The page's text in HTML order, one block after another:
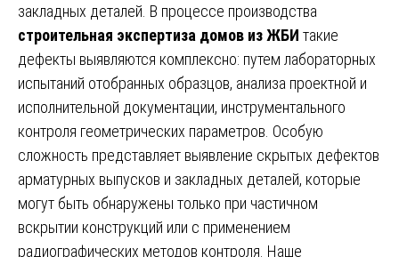
закладных деталей. В процессе производства
строительная экспертиза домов из ЖБИ такие
дефекты выявляются комплексно: путем лабораторных
испытаний отобранных образцов, анализа проектной и
исполнительной документации, инструментального
контроля геометрических параметров. Особую
сложность представляет выявление скрытых дефектов
арматурных выпусков и закладных деталей, которые
могут быть обнаружены только при частичном
вскрытии конструкций или с применением
радиографических методов контроля. Наше